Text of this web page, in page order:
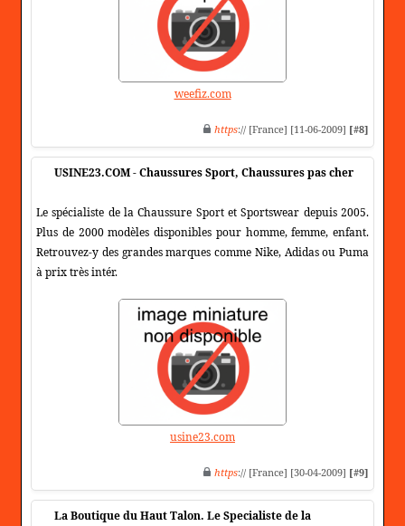
weefiz.com
https:// [France] [11-06-2009] [#8]
USINE23.COM - Chaussures Sport, Chaussures pas cher
Le spécialiste de la Chaussure Sport et Sportswear depuis 2005.
Plus de 2000 modèles disponibles pour homme, femme, enfant.
Retrouvez-y des grandes marques comme Nike, Adidas ou Puma
à prix très intér.
usine23.com
https:// [France] [30-04-2009] [#9]
La Boutique du Haut Talon. Le Specialiste de la